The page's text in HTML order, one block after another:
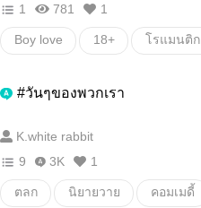
1
781 1
Boy love 18+ โรแมนติก
#วันๆของพวกเรา
K.white rabbit
9
3K 1
ตลก นิยายวาย คอมเมดี้